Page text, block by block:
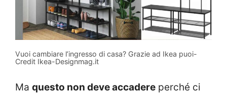
Vuoi cambiare l’ingresso di casa? Grazie ad Ikea puoi-
Credit Ikea-Designmag.it
Ma questo non deve accadere perché ci